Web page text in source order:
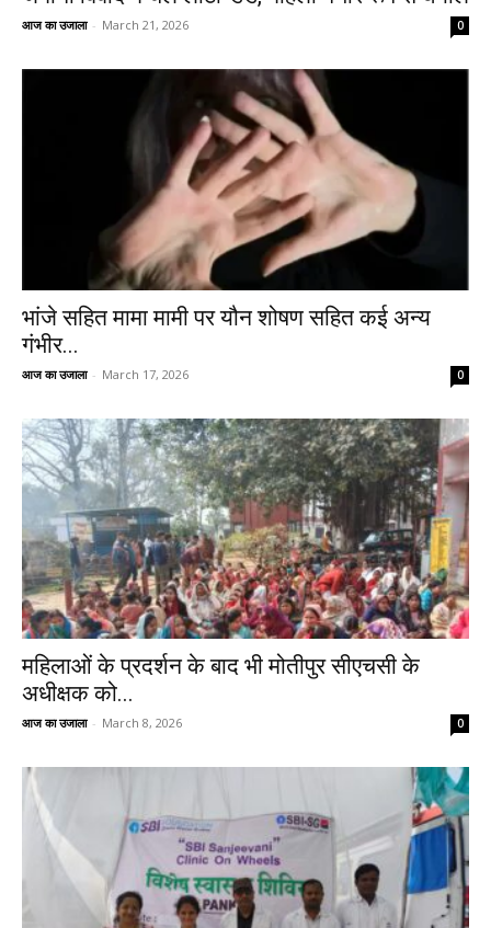
आज का उजाला - March 21, 2026 0
भांजे सहित मामा मामी पर यौन शोषण सहित कई अन्य
गंभीर...
आज का उजाला - March 17, 2026 0
महिलाओं के प्रदर्शन के बाद भी मोतीपुर सीएचसी के
अधीक्षक को...
आज का उजाला - March 8, 2026 0